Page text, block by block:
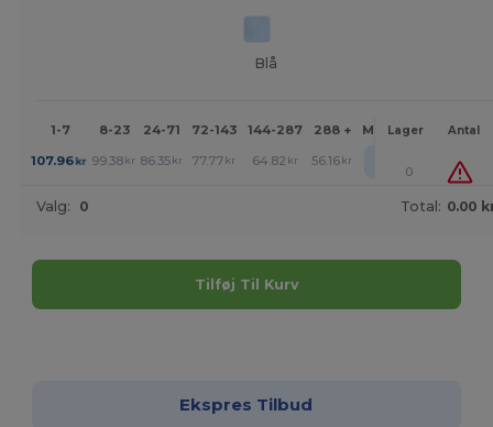
Blå
1-7 8-23 24-71 72-143 144-287 288 + MereLager Antal
107.96kr 99.38 kr 86.35 kr 77.77 kr 64.82 kr 56.16 kr
0
Valg: 0 Total: 0.00
Tilføj Til Kurv
Ekspres Tilbud